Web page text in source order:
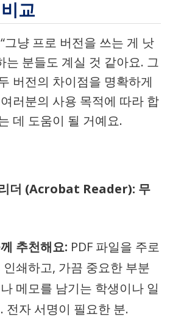
교
그냥 프로 버전을 쓰는 게 낫
는 분들도 계실 것 같아요. 그
버전의 차이점을 명확하게
러분의 사용 목적에 따라 합
데 도움이 될 거예요.
더 (Acrobat Reader): 무
추천해요: PDF 파일을 주로
인쇄하고, 가끔 중요한 부분
메모를 남기는 학생이나 일
전자 서명이 필요한 분.